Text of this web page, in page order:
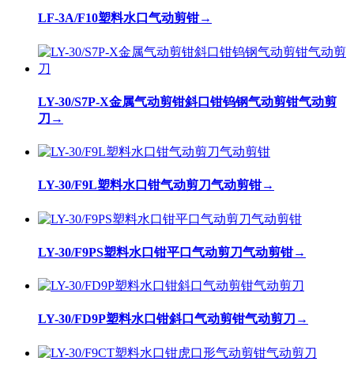
LF-3A/F10塑料水口气动剪钳→
LY-30/S7P-X金属气动剪钳斜口钳钨钢气动剪钳气动剪
刀 →
LY-30/F9L塑料水口钳气动剪刀气动剪钳→
LY-30/F9PS塑料水口钳平口气动剪刀气动剪钳→
LY-30/FD9P塑料水口钳斜口气动剪钳气动剪刀 →